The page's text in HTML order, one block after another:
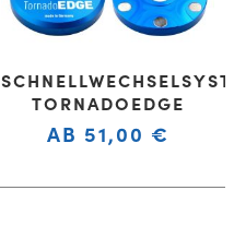
TORNADOEDGE
AB 51,00 €